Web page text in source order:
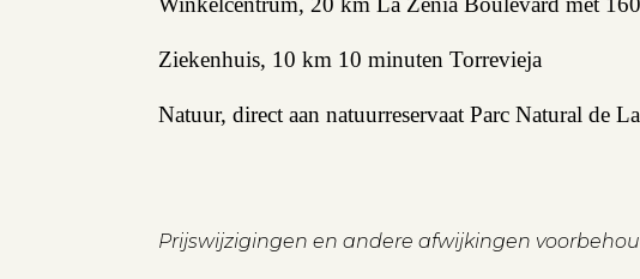
Ziekenhuis, 10 km 10 minuten Torrevieja
Natuur, direct aan natuurreservaat Parc Natural de
Prijswijzigingen en andere afwijkingen